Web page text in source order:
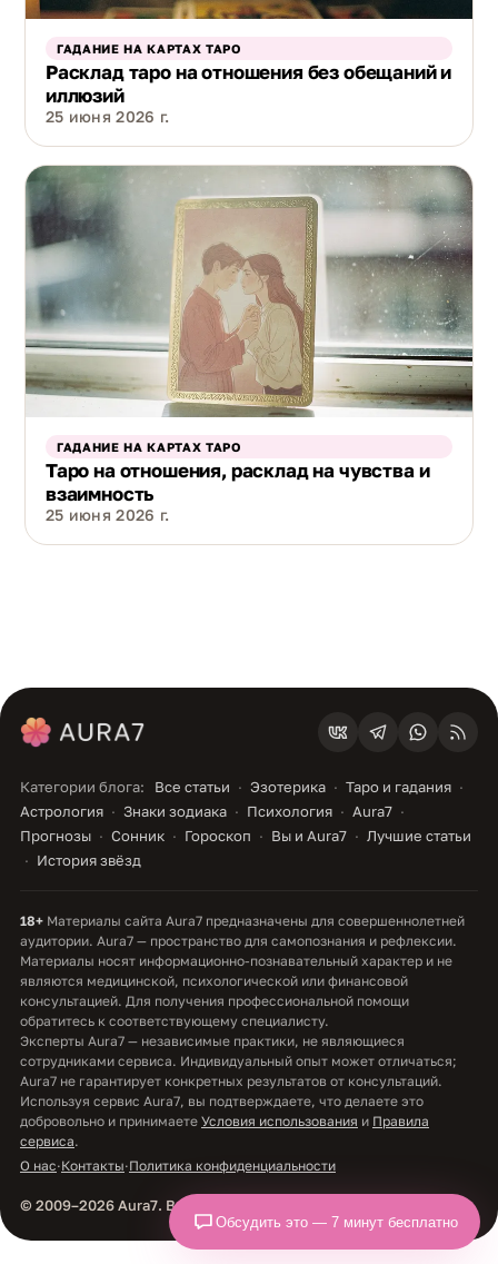
ГАДАНИЕ НА КАРТАХ ТАРО
Расклад таро на отношения без обещаний и
иллюзий
25 июня 2026 г.
ГАДАНИЕ НА КАРТАХ ТАРО
Таро на отношения, расклад на чувства и
взаимность
25 июня 2026 г.
Обсудить это — 7 минут бесплатно
Категории блога: Все статьи Эзотерика
Таро и гадания
Астрология
Знаки зодиака Психология
Aura7
Прогнозы
Сонник Гороскоп Вы и Aura7
Лучшие статьи
История звёзд
18+ Материалы сайта Aura7 предназначены для совершеннолетней
аудитории. Aura7 — пространство для самопознания и рефлексии.
Материалы носят информационно-познавательный характер и не
являются медицинской, психологической или финансовой
консультацией. Для получения профессиональной помощи
обратитесь к соответствующему специалисту.
Эксперты Aura7 — независимые практики, не являющиеся
сотрудниками сервиса. Индивидуальный опыт может отличаться;
Aura7 не гарантирует конкретных результатов от консультаций.
Используя сервис Aura7, вы подтверждаете, что делаете это
добровольно и принимаете Условия использования и Правила
сервиса.
О нас·Контакты·Политика конфиденциальности
© 2009–2026 Aura7. Все права защищены.